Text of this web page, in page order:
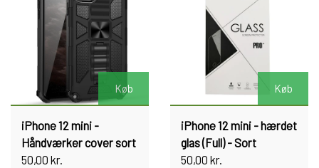
Køb
iPhone 12 mini -
Håndværker cover sort
50,00 kr.
Køb
iPhone 12 mini - hærdet
glas (Full) - Sort
50,00 kr.